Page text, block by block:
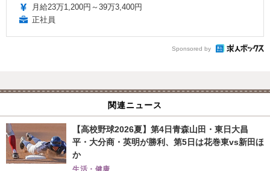
月給23万1,200円～39万3,400円
正社員
Sponsored by
関連ニュース
【高校野球2026夏】第4日青森山田・東日大昌
平・大分商・英明が勝利、第5日は花巻東vs新田ほ
か